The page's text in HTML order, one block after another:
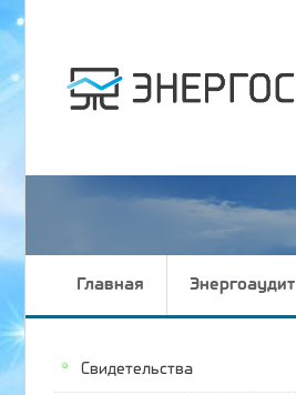
Главная Энергоаудит
Свидетельства